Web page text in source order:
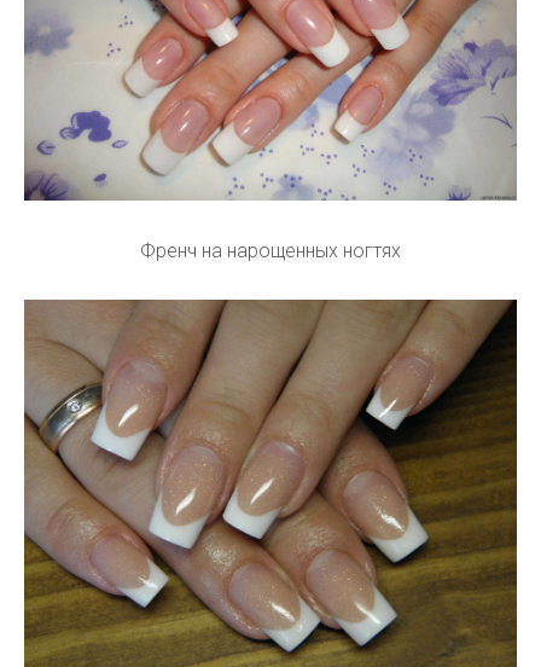
Френч на нарощенных ногтях